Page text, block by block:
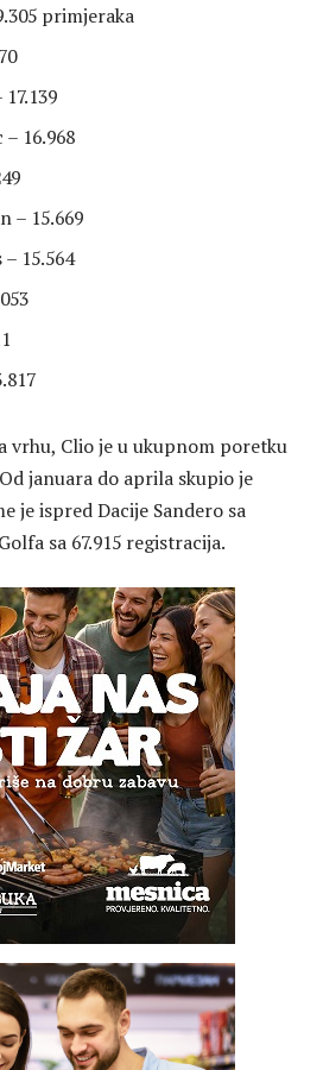
primjeraka
16.968
– 15.669
15.564
vrhu, Clio je u ukupnom poretku
januara do aprila skupio je
je ispred Dacije Sandero sa
sa 67.915 registracija.